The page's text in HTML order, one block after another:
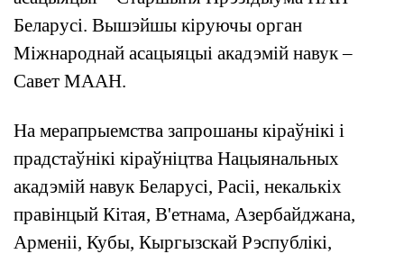
Беларусі. Вышэйшы кіруючы орган
Міжнароднай асацыяцыі акадэмій навук –
Савет МААН.
На мерапрыемства запрошаны кіраўнікі і
прадстаўнікі кіраўніцтва Нацыянальных
акадэмій навук Беларусі, Расіі, некалькіх
правінцый Кітая, В'етнама, Азербайджана,
Арменіі, Кубы, Кыргызскай Рэспублікі,